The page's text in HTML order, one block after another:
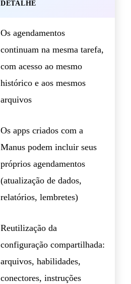
DETALHE
Os agendamentos
continuam na mesma tarefa,
com acesso ao mesmo
histórico e aos mesmos
arquivos
Os apps criados com a
Manus podem incluir seus
próprios agendamentos
(atualização de dados,
relatórios, lembretes)
Reutilização da
configuração compartilhada:
arquivos, habilidades,
conectores, instruções